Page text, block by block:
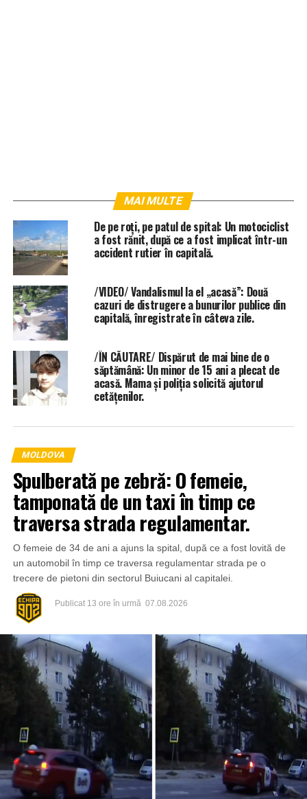
MAI MULTE
De pe roți, pe patul de spital: Un motociclist
a fost rănit, după ce a fost implicat într-un
accident rutier în capitală.
/VIDEO/ Vandalismul la el „acasă”: Două
cazuri de distrugere a bunurilor publice din
capitală, înregistrate în câteva zile.
/ÎN CĂUTARE/ Dispărut de mai bine de o
săptămână: Un minor de 15 ani a plecat de
acasă. Mama și poliția solicită ajutorul
cetățenilor.
MOLDOVA
Spulberată pe zebră: O femeie,
tamponată de un taxi în timp ce
traversa strada regulamentar.
O femeie de 34 de ani a ajuns la spital, după ce a fost lovită de
un automobil în timp ce traversa regulamentar strada pe o
trecere de pietoni din sectorul Buiucani al capitalei.
Publicat 13 ore în urmă 07.08.2026